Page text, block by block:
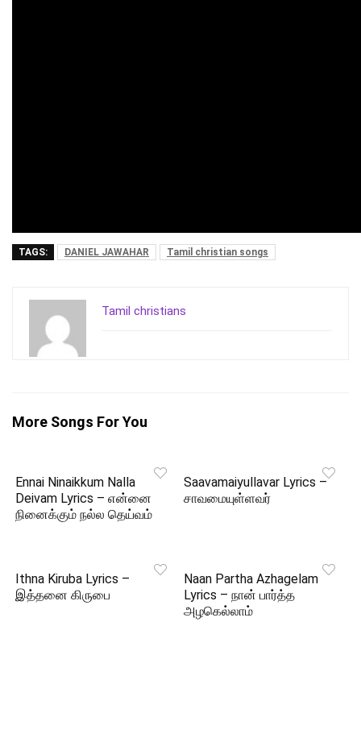
TAGS: DANIEL JAWAHAR Tamil christian songs
Tamil christians
More Songs For You
Ennai Ninaikkum Nalla
Deivam Lyrics – என்னை
நினைக்கும் நல்ல தெய்வம்
Saavamaiyullavar Lyrics –
சாவமையுள்ளவர்
Ithna Kiruba Lyrics –
இத்தனை கிருபை
Naan Partha Azhagelam
Lyrics – நான் பார்த்த
அழகெல்லாம்